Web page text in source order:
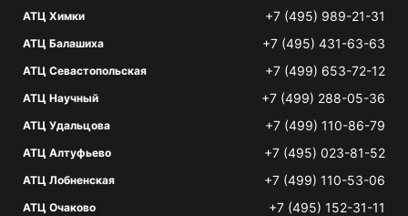
АТЦ Химки +7 (495) 989-21-31
АТЦ Балашиха +7 (495) 431-63-63
АТЦ Севастопольская +7 (499) 653-72-12
АТЦ Научный +7 (499) 288-05-36
АТЦ Удальцова +7 (499) 110-86-79
АТЦ Алтуфьево +7 (495) 023-81-52
АТЦ Лобненская +7 (499) 110-53-06
АТЦ Очаково +7 (495) 152-31-11